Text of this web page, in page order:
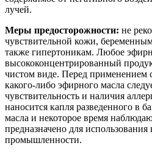
лучей.
Меры предосторожности: не
чувствительной кожи,
также гипертоникам. Любое
высококонцентрированный
чистом виде. Перед применением
какого-либо эфирного масла
чувствительность и наличия
наносится капля разведенного в
масла и некоторое время
предназначено для
промышленности.